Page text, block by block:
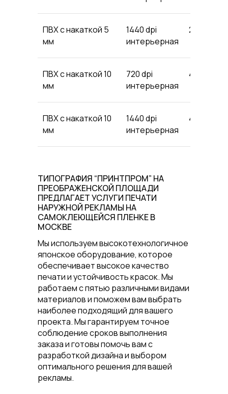
ПВХ с накаткой 5
мм
1440 dpi
интерьерная
2640
ПВХ с накаткой 10
мм
720 dpi
интерьерная
4125
ПВХ с накаткой 10
мм
1440 dpi
интерьерная
4290
ТИПОГРАФИЯ “ПРИНТПРОМ” НА
ПРЕОБРАЖЕНСКОЙ ПЛОЩАДИ
ПРЕДЛАГАЕТ УСЛУГИ ПЕЧАТИ
НАРУЖНОЙ РЕКЛАМЫ НА
САМОКЛЕЮЩЕЙСЯ ПЛЕНКЕ В
МОСКВЕ
Мы используем высокотехнологичное
японское оборудование, которое
обеспечивает высокое качество
печати и устойчивость красок. Мы
работаем с пятью различными видами
материалов и поможем вам выбрать
наиболее подходящий для вашего
проекта. Мы гарантируем точное
соблюдение сроков выполнения
заказа и готовы помочь вам с
разработкой дизайна и выбором
оптимального решения для вашей
рекламы.